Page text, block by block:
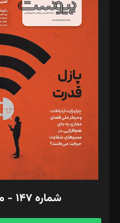
د‌بیر خدمت و تجارت: ابوالفضل رجبی
د‌بیر حقوق فناوری: حسام‌الدین ایپکچی
د‌بیر پیوست جهان: مینا پاکدل
د‌بیر تحریریه آنلاین: بابک نقاش
تحریریه‌: مجتبی محمود‌ی، آرش برهمند،
مصطفی مسجدی آرانی، ابوالفضل رجبی،
رستمی،مصطفی باستان
ویرایش: نگار استاد‌‌آقا
طراح یونیفرم: مجید توکلی
فیلمبرداری و عکاسی: امیر شفیعی،
گرافیک و صفحه‌آرایی: سید‌سبحان‌علی
مد‌یر توسعه تجاری: کامبیز برید‌
امور مالی: شاپور رهبری، محمد‌ کاظمی‌نیا
آگهی و مشترکین: ۰۹۱۹۹۹۹۰۴۵۴
شماره ۱۴۷ - مرداد ۱۴۰۵